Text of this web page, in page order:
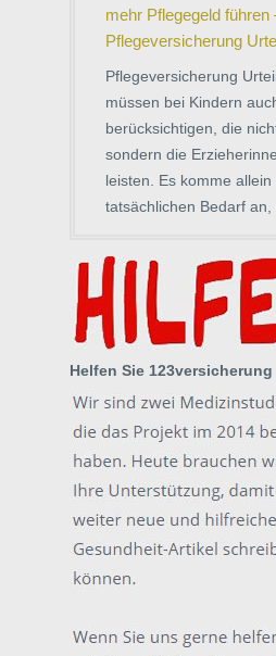
mehr Pflegegeld führen
Pflegeversicherung
Pflegeversicherung
müssen bei Kindern
berücksichtigen, die
sondern die
leisten. Es komme allein
tatsächlichen Bedarf
Helfen Sie 123versicherung